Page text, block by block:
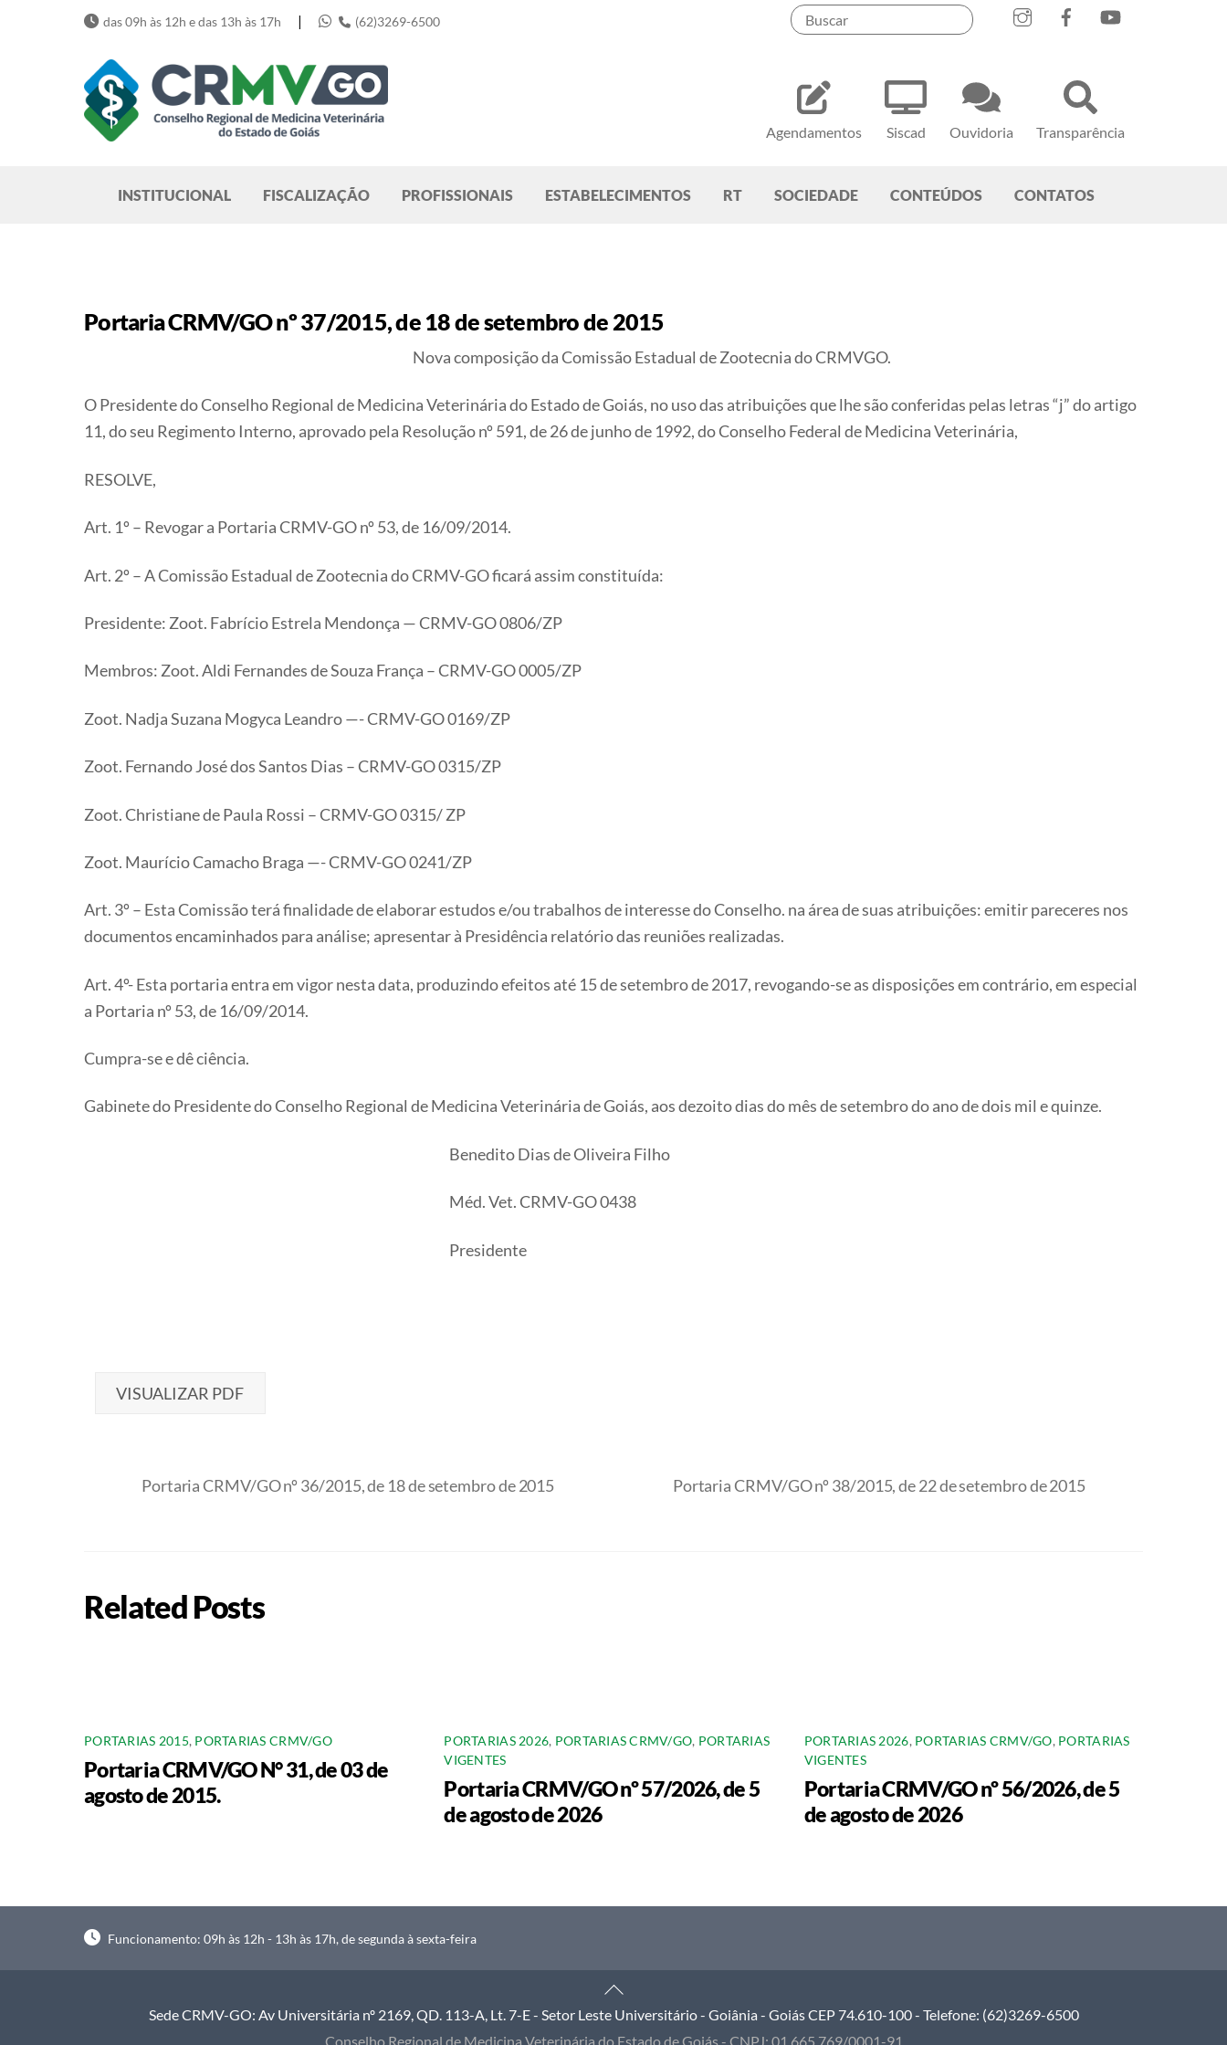
Agendamentos Siscad Ouvidoria Transparência
das 09h às 12h e das 13h às 17h | (62)3269-6500
INSTITUCIONAL FISCALIZAÇÃO PROFISSIONAIS ESTABELECIMENTOS RT SOCIEDADE CONTEÚDOS CONTATOS
Portaria CRMV/GO nº 37/2015, de 18 de setembro de 2015
Nova composição da Comissão Estadual de Zootecnia do CRMVGO.
O Presidente do Conselho Regional de Medicina Veterinária do Estado de Goiás, no uso das atribuições que lhe são conferidas pelas letras “j” do artigo
11, do seu Regimento Interno, aprovado pela Resolução nº 591, de 26 de junho de 1992, do Conselho Federal de Medicina Veterinária,
RESOLVE,
Art. 1º – Revogar a Portaria CRMV-GO nº 53, de 16/09/2014.
Art. 2º – A Comissão Estadual de Zootecnia do CRMV-GO ficará assim constituída:
Presidente: Zoot. Fabrício Estrela Mendonça — CRMV-GO 0806/ZP
Membros: Zoot. Aldi Fernandes de Souza França – CRMV-GO 0005/ZP
Zoot. Nadja Suzana Mogyca Leandro —- CRMV-GO 0169/ZP
Zoot. Fernando José dos Santos Dias – CRMV-GO 0315/ZP
Zoot. Christiane de Paula Rossi – CRMV-GO 0315/ ZP
Zoot. Maurício Camacho Braga —- CRMV-GO 0241/ZP
Art. 3º – Esta Comissão terá finalidade de elaborar estudos e/ou trabalhos de interesse do Conselho. na área de suas atribuições: emitir pareceres nos
documentos encaminhados para análise; apresentar à Presidência relatório das reuniões realizadas.
Art. 4º- Esta portaria entra em vigor nesta data, produzindo efeitos até 15 de setembro de 2017, revogando-se as disposições em contrário, em especial
a Portaria nº 53, de 16/09/2014.
Cumpra-se e dê ciência.
Gabinete do Presidente do Conselho Regional de Medicina Veterinária de Goiás, aos dezoito dias do mês de setembro do ano de dois mil e quinze.
Benedito Dias de Oliveira Filho
Méd. Vet. CRMV-GO 0438
Presidente
VISUALIZAR PDF
Portaria CRMV/GO nº 36/2015, de 18 de setembro de 2015 Portaria CRMV/GO nº 38/2015, de 22 de setembro de 2015
Related Posts
PORTARIAS 2015, PORTARIAS CRMV/GO
Portaria CRMV/GO N° 31, de 03 de
agosto de 2015.
PORTARIAS 2026, PORTARIAS CRMV/GO, PORTARIAS
VIGENTES
Portaria CRMV/GO nº 57/2026, de 5
de agosto de 2026
PORTARIAS 2026, PORTARIAS CRMV/GO, PORTARIAS
VIGENTES
Portaria CRMV/GO nº 56/2026, de 5
de agosto de 2026
Funcionamento: 09h às 12h - 13h às 17h, de segunda à sexta-feira
Back
To
Top
Sede CRMV-GO: Av Universitária nº 2169, QD. 113-A, Lt. 7-E - Setor Leste Universitário - Goiânia - Goiás CEP 74.610-100 - Telefone: (62)3269-6500
Conselho Regional de Medicina Veterinária do Estado de Goiás - CNPJ: 01.665.769/0001-91